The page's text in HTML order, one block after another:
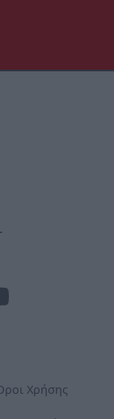
Χρήσης